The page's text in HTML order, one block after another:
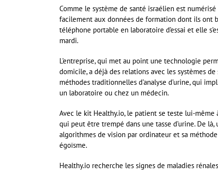
Comme le système de santé israélien est
facilement aux données de formation dont ils ont
téléphone portable en laboratoire d’essai et elle
mardi.
L’entreprise, qui met au point une technologie
domicile, a déjà des relations avec les systèmes
méthodes traditionnelles d’analyse d’urine, qui
un laboratoire ou chez un médecin.
Avec le kit Healthy.io, le patient se teste lui-
qui peut être trempé dans une tasse d’urine. De
algorithmes de vision par ordinateur et sa
égoïsme.
Healthy.io recherche les signes de maladies